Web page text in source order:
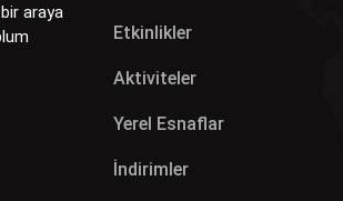
araya
Etkinlikler
Aktiviteler
Yerel Esnaflar
İndirimler